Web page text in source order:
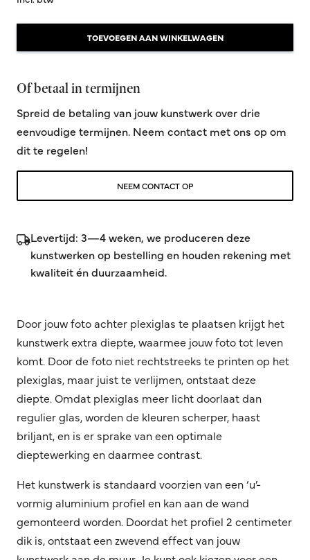
TOEVOEGEN AAN WINKELWAGEN
Of betaal in termijnen
Spreid de betaling van jouw kunstwerk over drie
eenvoudige termijnen. Neem contact met ons op om
dit te regelen!
NEEM CONTACT OP
Levertijd: 3—4 weken, we produceren deze
kunstwerken op bestelling en houden rekening met
kwaliteit én duurzaamheid.
Door jouw foto achter plexiglas te plaatsen krijgt het
kunstwerk extra diepte, waarmee jouw foto tot leven
komt. Door de foto niet rechtstreeks te printen op het
plexiglas, maar juist te verlijmen, ontstaat deze
diepte. Omdat plexiglas meer licht doorlaat dan
regulier glas, worden de kleuren scherper, haast
briljant, en is er sprake van een optimale
dieptewerking en daarmee contrast.
Het kunstwerk is standaard voorzien van een ‘u’-
vormig aluminium profiel en kan aan de wand
gemonteerd worden. Doordat het profiel 2 centimeter
dik is, ontstaat een zwevend effect van jouw